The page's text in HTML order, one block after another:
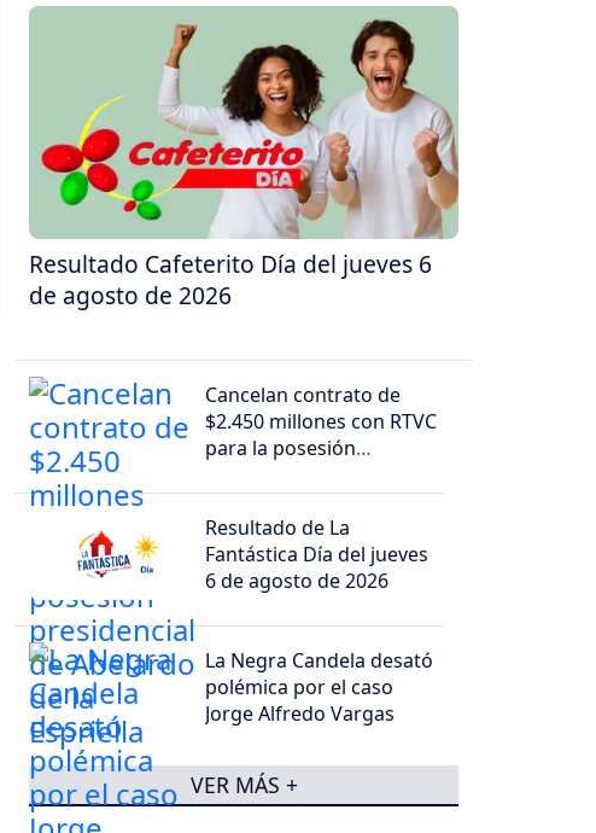
Resultado Cafeterito Día del jueves 6
de agosto de 2026
Cancelan contrato de
$2.450 millones con RTVC
para la posesión
de la Espriella
Resultado de La
Fantástica Día del jueves
6 de agosto de 2026
La Negra Candela desató
polémica por el caso
Jorge Alfredo Vargas
VER MÁS +